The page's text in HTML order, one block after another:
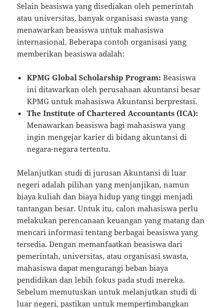
Selain beasiswa yang disediakan oleh pemerintah
atau universitas, banyak organisasi swasta yang
menawarkan beasiswa untuk mahasiswa
internasional. Beberapa contoh organisasi yang
memberikan beasiswa adalah:
KPMG Global Scholarship Program: Beasiswa
ini ditawarkan oleh perusahaan akuntansi besar
KPMG untuk mahasiswa Akuntansi berprestasi.
The Institute of Chartered Accountants (ICA):
Menawarkan beasiswa bagi mahasiswa yang
ingin mengejar karier di bidang akuntansi di
negara-negara tertentu.
Melanjutkan studi di jurusan Akuntansi di luar
negeri adalah pilihan yang menjanjikan, namun
biaya kuliah dan biaya hidup yang tinggi menjadi
tantangan besar. Untuk itu, calon mahasiswa perlu
melakukan perencanaan keuangan yang matang dan
mencari informasi tentang berbagai beasiswa yang
tersedia. Dengan memanfaatkan beasiswa dari
pemerintah, universitas, atau organisasi swasta,
mahasiswa dapat mengurangi beban biaya
pendidikan dan lebih fokus pada studi mereka.
Sebelum memutuskan untuk melanjutkan studi di
luar negeri, pastikan untuk mempertimbangkan